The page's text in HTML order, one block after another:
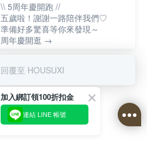
\\ 5周年慶開跑 //
五歲啦！謝謝一路陪伴我們♡
準備好多驚喜等你來發現～
周年慶開逛 →
回覆至 HOUSUXI
加入綁訂領100折扣金
連結 LINE 帳號